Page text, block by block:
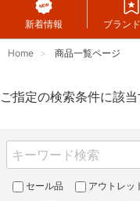
新着情報 ブラン
Home 商品一覧ページ
ご指定の検索条件に該
セール品 アウトレッ